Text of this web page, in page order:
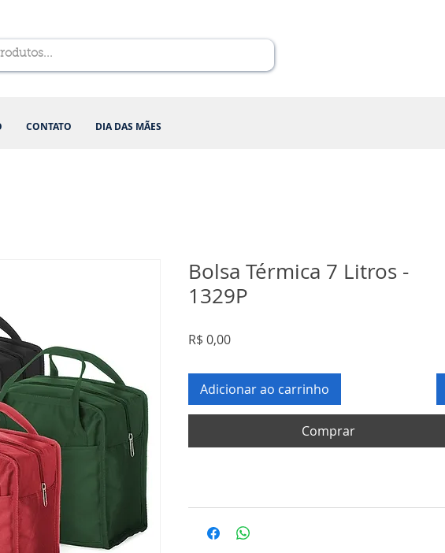
CONTATO DIA DAS MÃES
Bolsa Térmica 7 Litros -
1329P
R$ 0,00Preço
Adicionar ao carrinho
Comprar